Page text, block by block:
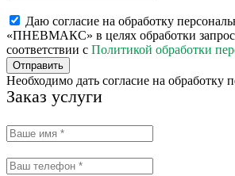
Даю согласие на обработку
«ПНЕВМАКС» в целях обработки
соответствии с Политикой обработки
Отправить
Необходимо дать согласие на обработку
Заказ услуги